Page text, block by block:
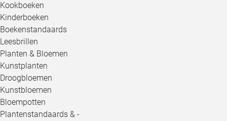
Kookboeken
Kinderboeken
Boekenstandaards
Leesbrillen
Planten & Bloemen
Kunstplanten
Droogbloemen
Kunstbloemen
Bloempotten
Plantenstandaards & -